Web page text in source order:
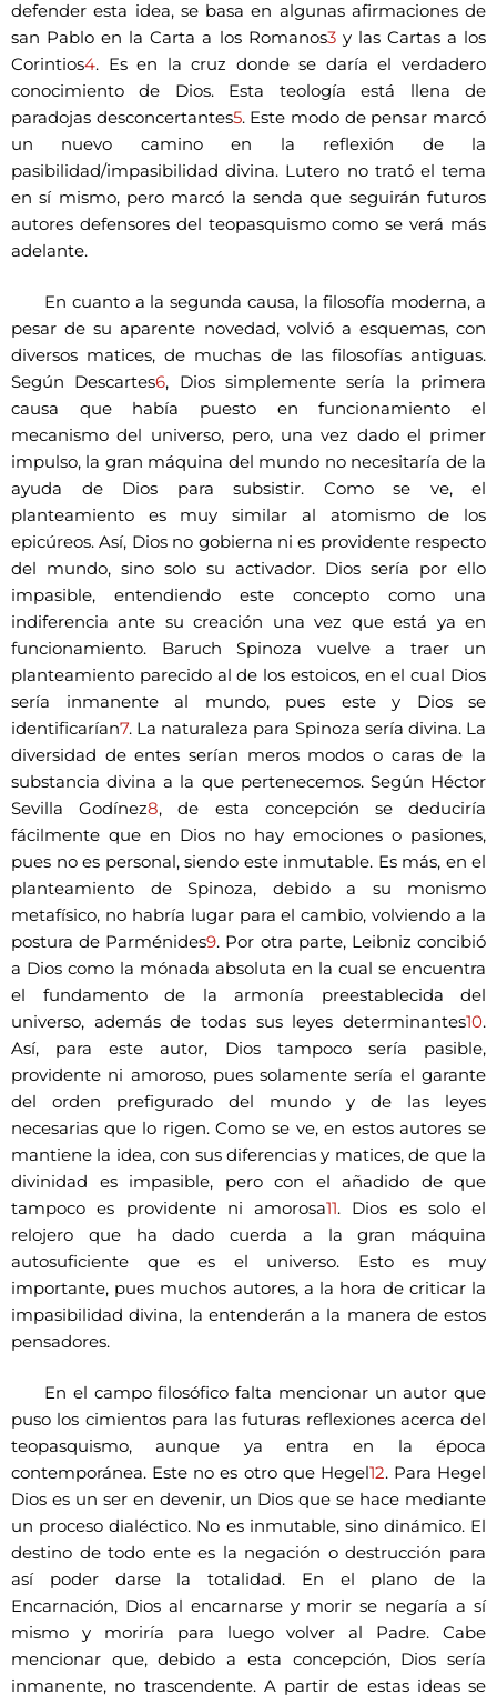
defender esta idea, se basa en algunas afirmaciones de
san Pablo en la Carta a los Romanos3y las Cartas a los
Corintios4. Es en la cruz donde se daría el verdadero
conocimiento de Dios. Esta teología está llena de
paradojas desconcertantes5. Este modo de pensar marcó
un nuevo camino en la reflexión de la
pasibilidad/impasibilidad divina. Lutero no trató el tema
en sí mismo, pero marcó la senda que seguirán futuros
autores defensores del teopasquismo como se verá más
adelante.
En cuanto a la segunda causa, la filosofía moderna, a
pesar de su aparente novedad, volvió a esquemas, con
diversos matices, de muchas de las filosofías antiguas.
Según Descartes6, Dios simplemente sería la primera
causa que había puesto en funcionamiento el
mecanismo del universo, pero, una vez dado el primer
impulso, la gran máquina del mundo no necesitaría de la
ayuda de Dios para subsistir. Como se ve, el
planteamiento es muy similar al atomismo de los
epicúreos. Así, Dios no gobierna ni es providente respecto
del mundo, sino solo su activador. Dios sería por ello
impasible, entendiendo este concepto como una
indiferencia ante su creación una vez que está ya en
funcionamiento. Baruch Spinoza vuelve a traer un
planteamiento parecido al de los estoicos, en el cual Dios
sería inmanente al mundo, pues este y Dios se
identificarían7. La naturaleza para Spinoza sería divina. La
diversidad de entes serían meros modos o caras de la
substancia divina a la que pertenecemos. Según Héctor
Sevilla Godínez8, de esta concepción se deduciría
fácilmente que en Dios no hay emociones o pasiones,
pues no es personal, siendo este inmutable. Es más, en el
planteamiento de Spinoza, debido a su monismo
metafísico, no habría lugar para el cambio, volviendo a la
postura de Parménides9. Por otra parte, Leibniz concibió
a Dios como la mónada absoluta en la cual se encuentra
el fundamento de la armonía preestablecida del
universo, además de todas sus leyes determinantes10.
Así, para este autor, Dios tampoco sería pasible,
providente ni amoroso, pues solamente sería el garante
del orden prefigurado del mundo y de las leyes
necesarias que lo rigen. Como se ve, en estos autores se
mantiene la idea, con sus diferencias y matices, de que la
divinidad es impasible, pero con el añadido de que
tampoco es providente ni amorosa11. Dios es solo el
relojero que ha dado cuerda a la gran máquina
autosuficiente que es el universo. Esto es muy
importante, pues muchos autores, a la hora de criticar la
impasibilidad divina, la entenderán a la manera de estos
pensadores.
En el campo filosófico falta mencionar un autor que
puso los cimientos para las futuras reflexiones acerca del
teopasquismo, aunque ya entra en la época
contemporánea. Este no es otro que Hegel12. Para Hegel
Dios es un ser en devenir, un Dios que se hace mediante
un proceso dialéctico. No es inmutable, sino dinámico. El
destino de todo ente es la negación o destrucción para
así poder darse la totalidad. En el plano de la
Encarnación, Dios al encarnarse y morir se negaría a sí
mismo y moriría para luego volver al Padre. Cabe
mencionar que, debido a esta concepción, Dios sería
inmanente, no trascendente. A partir de estas ideas se